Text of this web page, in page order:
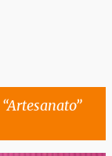
Artesanato